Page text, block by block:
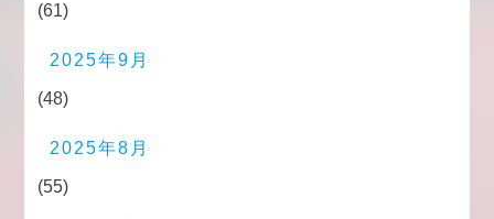
(61)
2025年9月
(48)
2025年8月
(55)